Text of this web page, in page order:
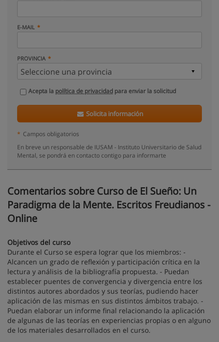
E-MAIL
PROVINCIA
Acepta la política de privacidad para enviar la solicitud
Solicita información
* Campos obligatorios
En breve un responsable de IUSAM - Instituto Universitario de Salud
Mental, se pondrá en contacto contigo para informarte
Comentarios sobre Curso de El Sueño: Un
Paradigma de la Mente. Escritos Freudianos -
Online
Objetivos del curso
Durante el Curso se espera lograr que los miembros: -
Alcancen un grado de reflexión y participación crítica en la
lectura y análisis de la bibliografía propuesta. - Puedan
establecer puentes de convergencia y divergencia entre los
distintos autores abordados y sus teorías, pudiendo hacer
aplicación de las mismas en sus distintos ámbitos trabajo. -
Puedan elaborar un informe final relacionando la aplicación
de algunas de las teorías en experiencias propias o en alguno
de los materiales desarrollados en el curso.